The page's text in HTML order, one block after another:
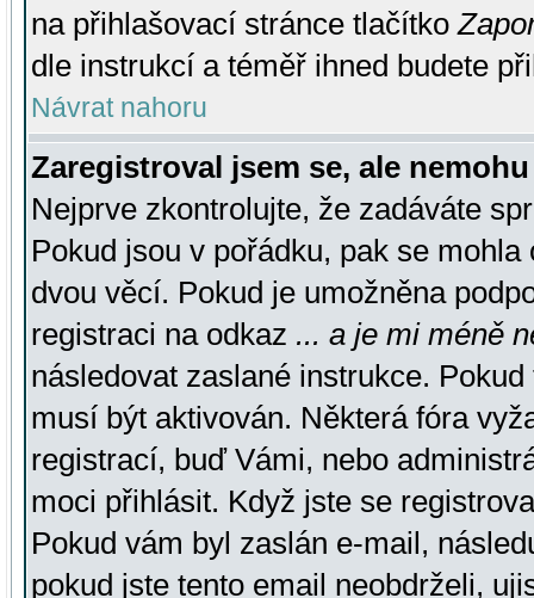
na přihlašovací stránce tlačítko
dle instrukcí a téměř ihned budete
Návrat nahoru
Zaregistroval jsem se, ale
Nejprve zkontrolujte, že zadáváte
Pokud jsou v pořádku, pak se
dvou věcí. Pokud je umožněna
registraci na odkaz ... a je mi méně
následovat zaslané instrukce.
musí být aktivován. Některá fóra
registrací, buď Vámi, nebo
moci přihlásit. Když jste se
Pokud vám byl zaslán e-mail,
pokud jste tento email neobdrželi,